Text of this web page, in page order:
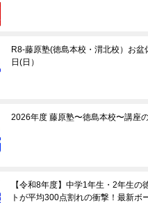
R8-藤原塾(徳島本校・渭北校）お盆
日(日）
2026年度 藤原塾〜徳島本校〜講座
【令和8年度】中学1年生・2年生の
トが平均300点割れの衝撃！最新ボ